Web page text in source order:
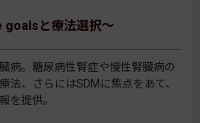
goalsと療法選択～
病。糖尿病性腎症や慢性腎臓病の
法、さらにはSDMに焦点をあて、
を提供。